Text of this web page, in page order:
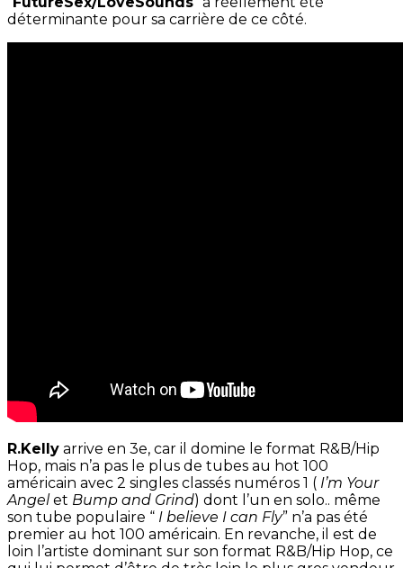
déterminante pour sa carrière de ce côté.
R.Kelly arrive en 3e, car il domine le format R&B/Hip
Hop, mais n’a pas le plus de tubes au hot 100
américain avec 2 singles classés numéros 1 ( I’m Your
Angelet Bump and Grind) dont l’un en solo.. même
son tube populaire “ I believe I can Fly” n’a pas été
premier au hot 100 américain. En revanche, il est de
loin l’artiste dominant sur son format R&B/Hip Hop, ce